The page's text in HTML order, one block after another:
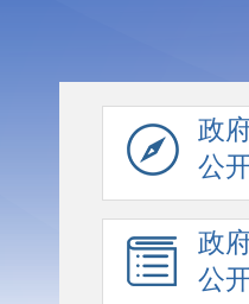
政
公
政
公